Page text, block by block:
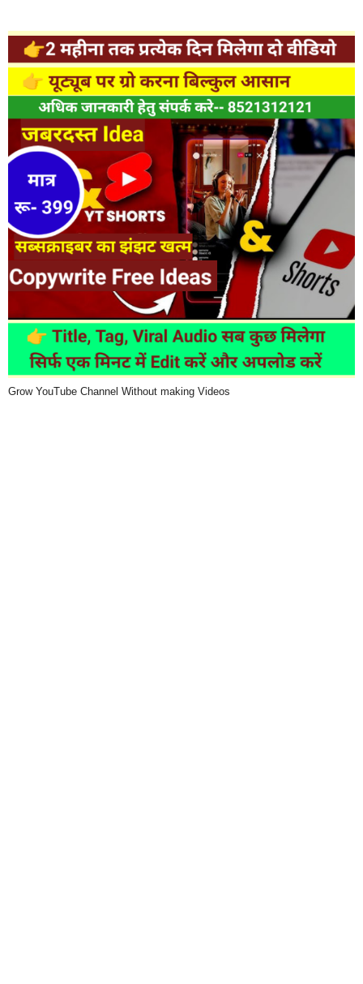
Grow YouTube Channel Without making Videos